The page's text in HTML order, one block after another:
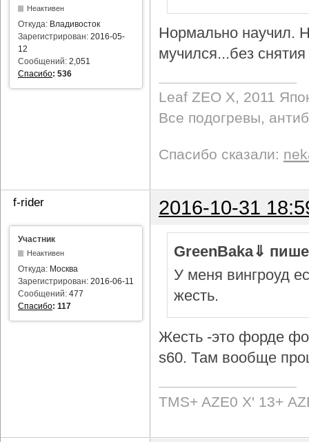
Неактивен
Откуда: Владивосток
Зарегистрирован: 2016-05-
12
Сообщений: 2,051
Спасибо: 536
Нормально научил.
мучился...без снятия
Leaf ZEO Х, 2011
Все подогревы,
Спасибо сказали:
f-rider 2016-10-31
Участник
Неактивен
Откуда: Москва
Зарегистрирован: 2016-06-11
Сообщений: 477
Спасибо: 117
GreenBaka⇓
У меня вингроуд
жесть.
Жесть -это форде
s60. Там вообще
TMS+ AZE0 Х' 13+